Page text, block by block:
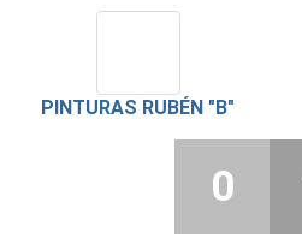
PINTURAS RUBÉN "B"
0